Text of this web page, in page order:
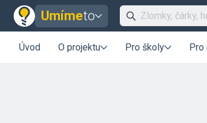
Umímeto
Úvod O projektu Pro školy Pro